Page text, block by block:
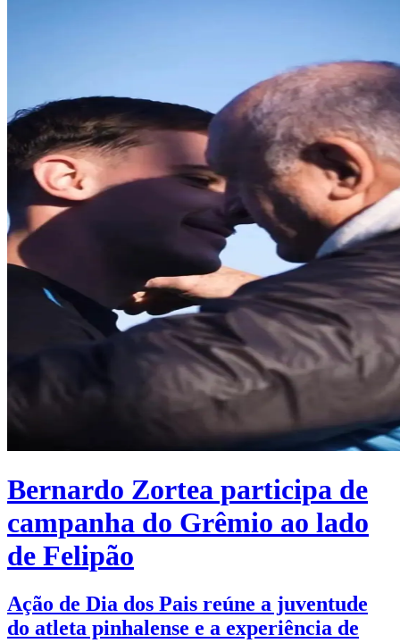
Bernardo Zortea participa de
campanha do Grêmio ao lado
de Felipão
Ação de Dia dos Pais reúne a juventude
do atleta pinhalense e a experiência de